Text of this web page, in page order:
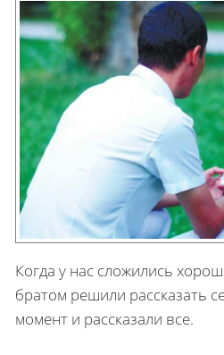
Когда у нас сложились
братом решили рассказать
мо­мент и рассказали все.